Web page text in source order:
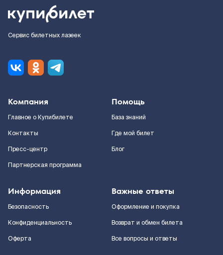
Сервис билетных лазеек
Компания
Главное о Купибилете
Контакты
Пресс-центр
Партнерская программа
Помощь
База знаний
Где мой билет
Блог
Информация
Безопасность
Конфиденциальность
Оферта
Важные ответы
Оформление и покупка
Возврат и обмен билета
Все вопросы и ответы